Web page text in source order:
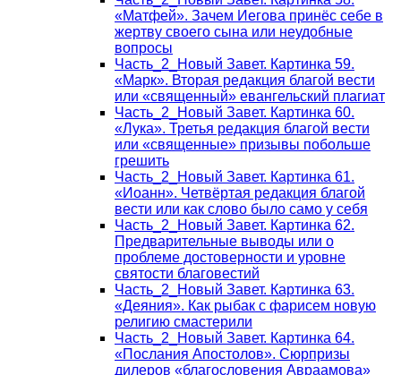
«Матфей». Зачем Иегова принёс себе в
жертву своего сына или неудобные
вопросы
Часть_2_Новый Завет. Картинка 59.
«Марк». Вторая редакция благой вести
или «священный» евангельский плагиат
Часть_2_Новый Завет. Картинка 60.
«Лука». Третья редакция благой вести
или «священные» призывы побольше
грешить
Часть_2_Новый Завет. Картинка 61.
«Иоанн». Четвёртая редакция благой
вести или как слово было само у себя
Часть_2_Новый Завет. Картинка 62.
Предварительные выводы или о
проблеме достоверности и уровне
святости благовестий
Часть_2_Новый Завет. Картинка 63.
«Деяния». Как рыбак с фарисем новую
религию смастерили
Часть_2_Новый Завет. Картинка 64.
«Послания Апостолов». Сюрпризы
дилеров «благословения Авраамова»